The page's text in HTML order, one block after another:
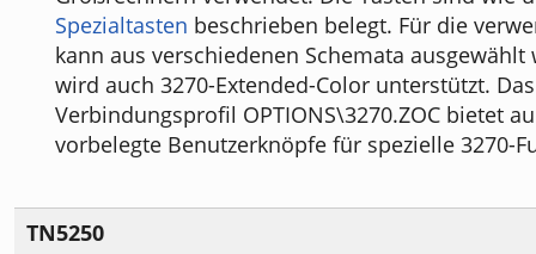
Spezialtasten beschrieben belegt. Für die
kann aus verschiedenen Schemata ausgewählt
wird auch 3270-Extended-Color unterstützt.
Verbindungsprofil OPTIONS\3270.ZOC bietet
vorbelegte Benutzerknöpfe für spezielle 3270-
TN5250